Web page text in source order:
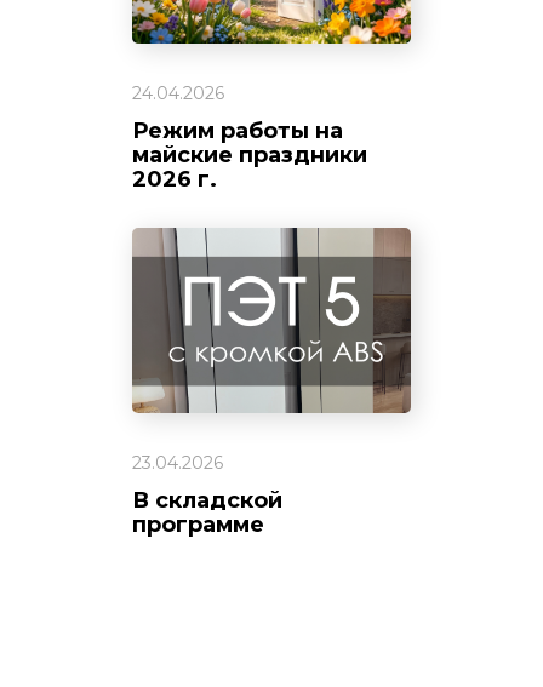
24.04.2026
Режим работы на
майские праздники
2026 г.
23.04.2026
В складской
программе